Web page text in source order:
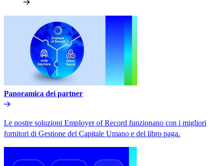
Panoramica dei partner​​
Le nostre soluzioni Employer of Record funzionano con i migliori
fornitori di Gestione del Capitale Umano e del libro paga.​​